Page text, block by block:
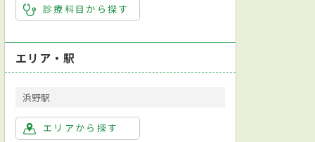
診療科目から探す
エリア・駅
浜野駅
エリアから探す